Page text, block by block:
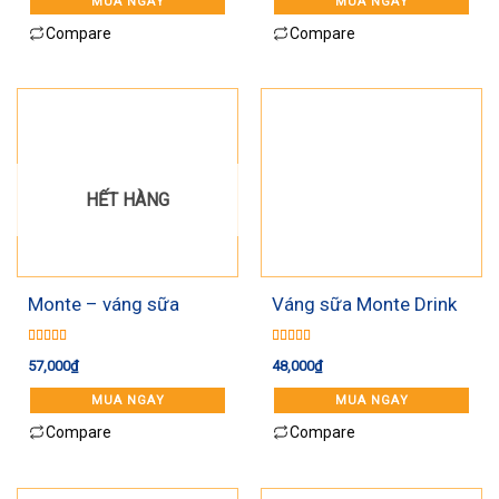
Compare Compare
HẾT HÀNG
Monte – váng sữa
socola
Được xếp
hạng5.00
57,000₫
MUA NGAY
Compare
Váng sữa Monte Drink
4*95ml chai
Được xếp
hạng5.00
48,000₫
MUA NGAY
Compare